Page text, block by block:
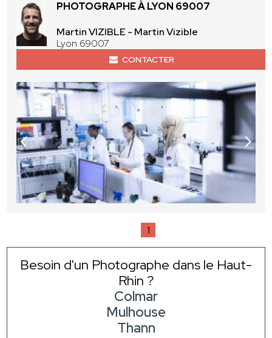
PHOTOGRAPHE À LYON 69007
Martin VIZIBLE - Martin Vizible
Lyon 69007
CONTACTER
1
Besoin d'un Photographe dans le Haut-
Rhin ?
Colmar
Mulhouse
Thann